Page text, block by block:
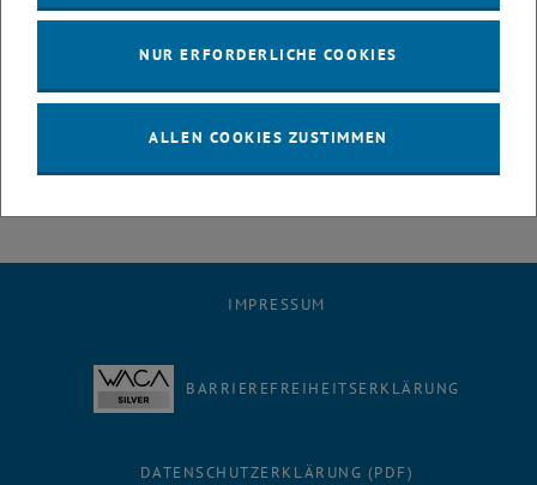
IMPRESSUM
BARRIEREFREIHEITSERKLÄRUNG
DATENSCHUTZERKLÄRUNG (PDF)
NUR ERFORDERLICHE COOKIES
ALLEN COOKIES ZUSTIMMEN